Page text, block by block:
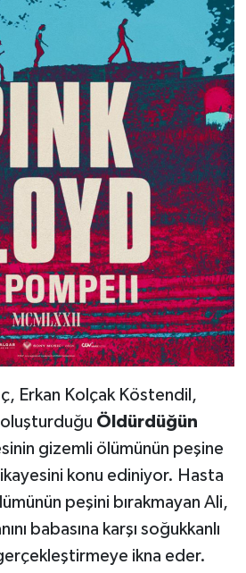
Erkan Kolçak Köstendil,
oluşturduğu Öldürdüğün
gizemli ölümünün peşine
konu ediniyor. Hasta
peşini bırakmayan Ali,
babasına karşı soğukkanlı
ikna eder.